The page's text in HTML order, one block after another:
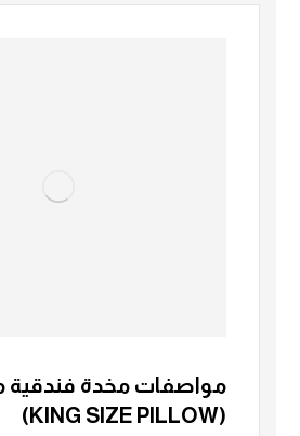
مواصفات مخدة فندقية
(KING SIZE PILLOW)